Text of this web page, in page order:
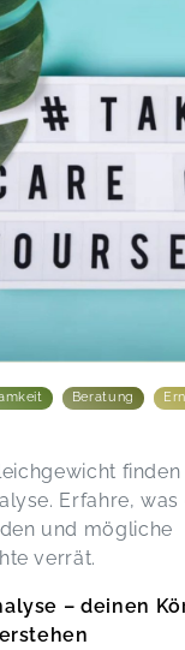
Beratung
Erfahre,
und mögliche
verrät.
– deinen